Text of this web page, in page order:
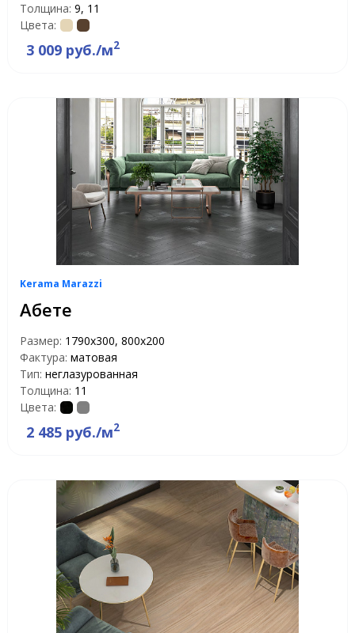
Толщина: 9, 11
Цвета:
3 009 руб./м2
Kerama Marazzi
Абете
Размер: 1790x300, 800x200
Фактура: матовая
Тип: неглазурованная
Толщина: 11
Цвета:
2 485 руб./м2